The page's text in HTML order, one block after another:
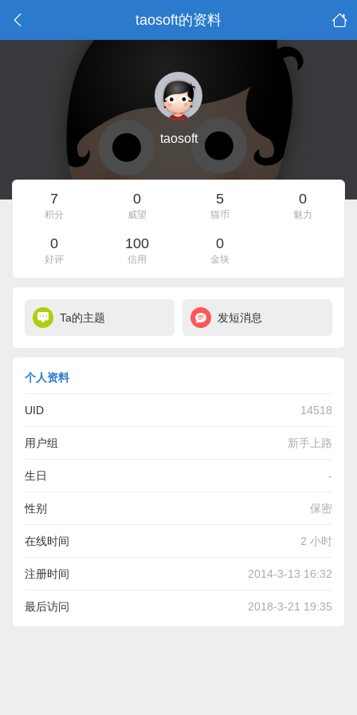
taosoft的资料
taosoft
7
积分
0
威望
5
猫币
0
魅力
0
好评
100
信用
0
金块
Ta的主题 发短消息
个人资料
UID 14518
用户组 新手上路
生日 -
性别 保密
在线时间 2 小时
注册时间 2014-3-13 16:32
最后访问 2018-3-21 19:35